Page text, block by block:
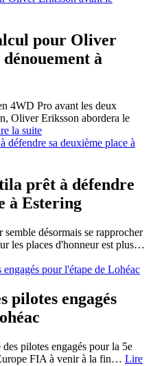
pour Oliver
à
4WD Pro avant les deux
Oliver Eriksson abordera le
la suite
prêt à défendre
à Estering
désormais se rapprocher
les places d'honneur est plus…
pilotes engagés
pilotes engagés pour la 5e
FIA à venir à la fin… Lire